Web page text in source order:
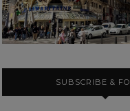
SUBSCRIBE &